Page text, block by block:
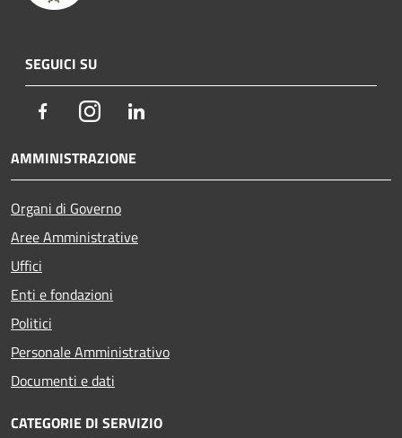
SEGUICI SU
FacebookInstagram
AMMINISTRAZIONE
Organi di Governo
Aree Amministrative
Uffici
Enti e fondazioni
Politici
Personale Amministrativo
Documenti e dati
CATEGORIE DI SERVIZIO